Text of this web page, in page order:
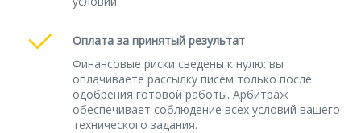
Оплата за принятый результат
Финансовые риски сведены к нулю: вы
оплачиваете рассылку писем только после
одобрения готовой работы. Арбитраж
обеспечивает соблюдение всех условий вашего
технического задания.